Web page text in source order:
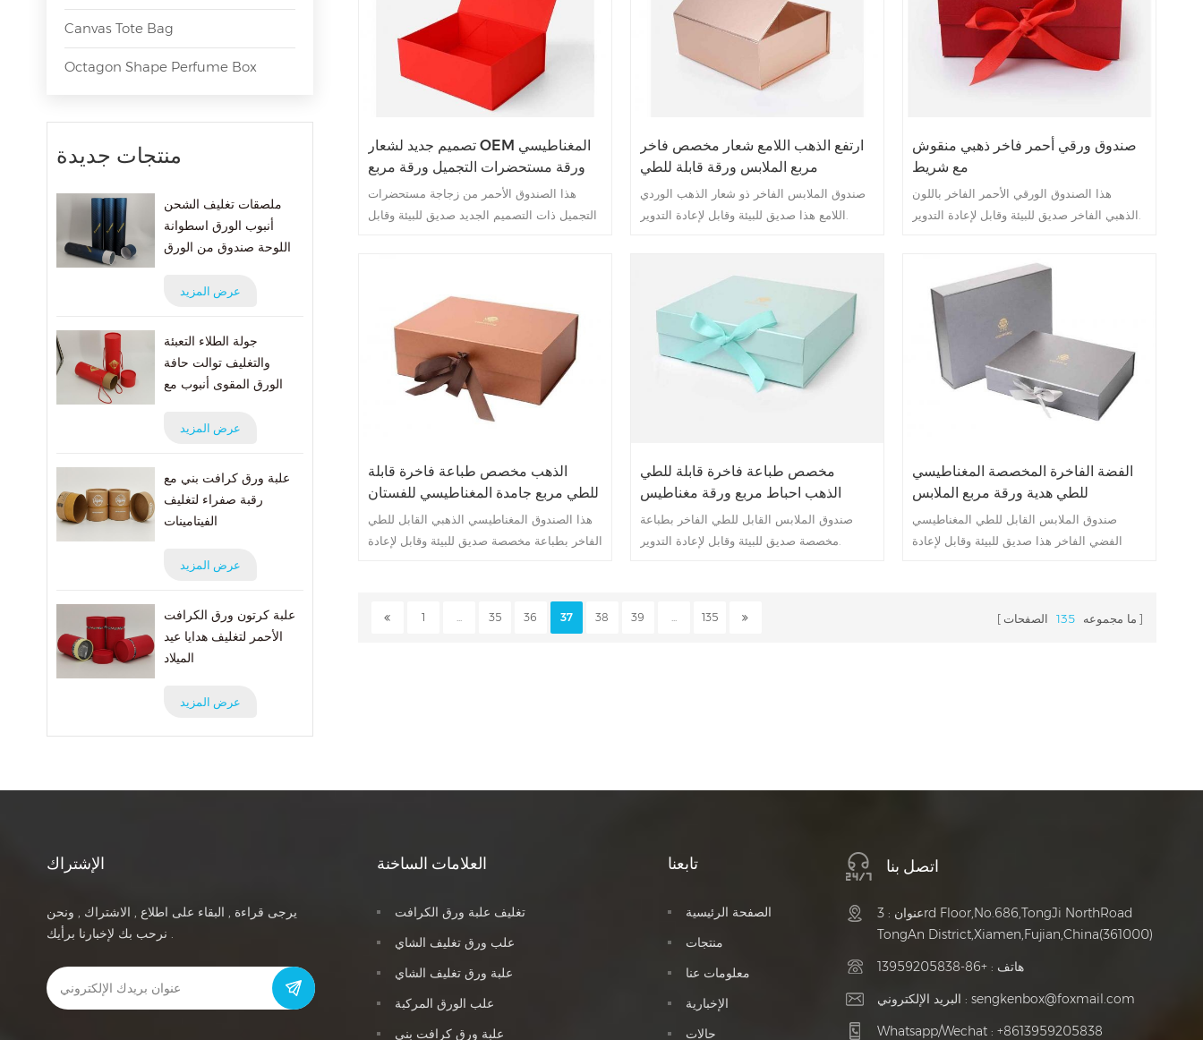
Canvas Tote Bag
Octagon Shape Perfume Box
منتجات جديدة
ملصقات تغليف الشحن
أنبوب الورق اسطوانة
اللوحة صندوق من الورق
عرض المزيد
جولة الطلاء التعبئة
والتغليف توالت حافة
الورق المقوى أنبوب مع
عرض المزيد
علبة ورق كرافت بني مع
رقبة صفراء لتغليف
الفيتامينات
عرض المزيد
علبة كرتون ورق الكرافت
الأحمر لتغليف هدايا عيد
الميلاد
عرض المزيد
تصميم جديد لشعار OEM المغناطيسي
ورقة مستحضرات التجميل ورقة مربع
مربع
هذا الصندوق الأحمر من زجاجة مستحضرات
التجميل ذات التصميم الجديد صديق للبيئة وقابل
ارتفع الذهب اللامع شعار مخصص فاخر
مربع الملابس ورقة قابلة للطي
صندوق الملابس الفاخر ذو شعار الذهب الوردي
اللامع هذا صديق للبيئة وقابل لإعادة التدوير.
صندوق ورقي أحمر فاخر ذهبي منقوش
مع شريط
هذا الصندوق الورقي الأحمر الفاخر باللون
الذهبي الفاخر صديق للبيئة وقابل لإعادة التدوير.
الذهب مخصص طباعة فاخرة قابلة
للطي مربع جامدة المغناطيسي للفستان
هذا الصندوق المغناطيسي الذهبي القابل للطي
الفاخر بطباعة مخصصة صديق للبيئة وقابل لإعادة
مخصص طباعة فاخرة قابلة للطي
الذهب احباط مربع ورقة مغناطيس
الملابس
صندوق الملابس القابل للطي الفاخر بطباعة
الفضة الفاخرة المخصصة المغناطيسي
للطي هدية ورقة مربع الملابس
صندوق الملابس القابل للطي المغناطيسي
الفضي الفاخر هذا صديق للبيئة وقابل لإعادة
1 35 36 37 38 39 135 ما مجموعه 135 الصفحات
الإشتراك
يرجى قراءة , البقاء على اطلاع , الاشتراك , ونحن
نرحب بك لإخبارنا برأيك .
اتصل بنا
عنوان : 3rd Floor,No.686,TongJi NorthRoad
TongAn District,Xiamen,Fujian,China(361000)
هاتف :+86-13959205838
البريد الإلكتروني : sengkenbox@foxmail.com
Whatsapp/Wechat : +8613959205838
العلامات الساخنة
تغليف علبة ورق الكرافت
علب ورق تغليف الشاي
علبة ورق تغليف الشاي
علب الورق المركبة
علبة ورق كرافت بني
تابعنا
الصفحة الرئيسية
منتجات
معلومات عنا
الإخبارية
حالات